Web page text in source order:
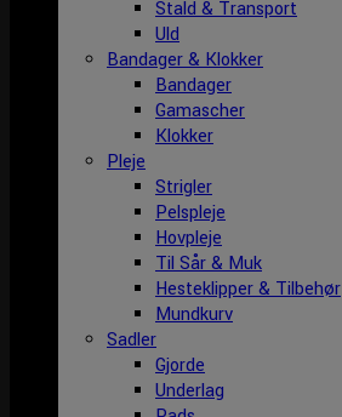
Stald & Transport
Uld
Bandager & Klokker
Bandager
Gamascher
Klokker
Pleje
Strigler
Pelspleje
Hovpleje
Til Sår & Muk
Hesteklipper & Tilbehør
Mundkurv
Sadler
Gjorde
Underlag